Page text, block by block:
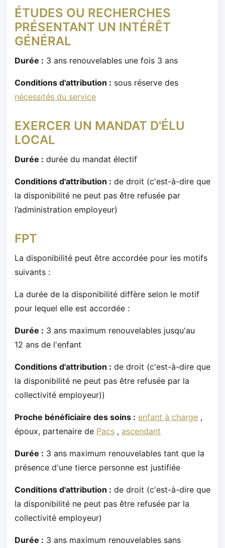
ÉTUDES OU RECHERCHES
PRÉSENTANT UN INTÉRÊT
GÉNÉRAL
Durée : 3 ans renouvelables une fois 3 ans
Conditions d'attribution : sous réserve des
nécessités du service
EXERCER UN MANDAT D'ÉLU
LOCAL
Durée : durée du mandat électif
Conditions d'attribution : de droit (c'est-à-dire que
la disponibilité ne peut pas être refusée par
l’administration employeur)
FPT
La disponibilité peut être accordée pour les motifs
suivants :
La durée de la disponibilité diffère selon le motif
pour lequel elle est accordée :
Durée : 3 ans maximum renouvelables jusqu'au
12 ans de l'enfant
Conditions d'attribution : de droit (c'est-à-dire que
la disponibilité ne peut pas être refusée par la
collectivité employeur))
Proche bénéficiaire des soins : enfant à charge ,
époux, partenaire de Pacs , ascendant
Durée : 3 ans maximum renouvelables tant que la
présence d'une tierce personne est justifiée
Conditions d'attribution : de droit (c'est-à-dire que
la disponibilité ne peut pas être refusée par la
collectivité employeur)
Durée : 3 ans maximum renouvelables sans